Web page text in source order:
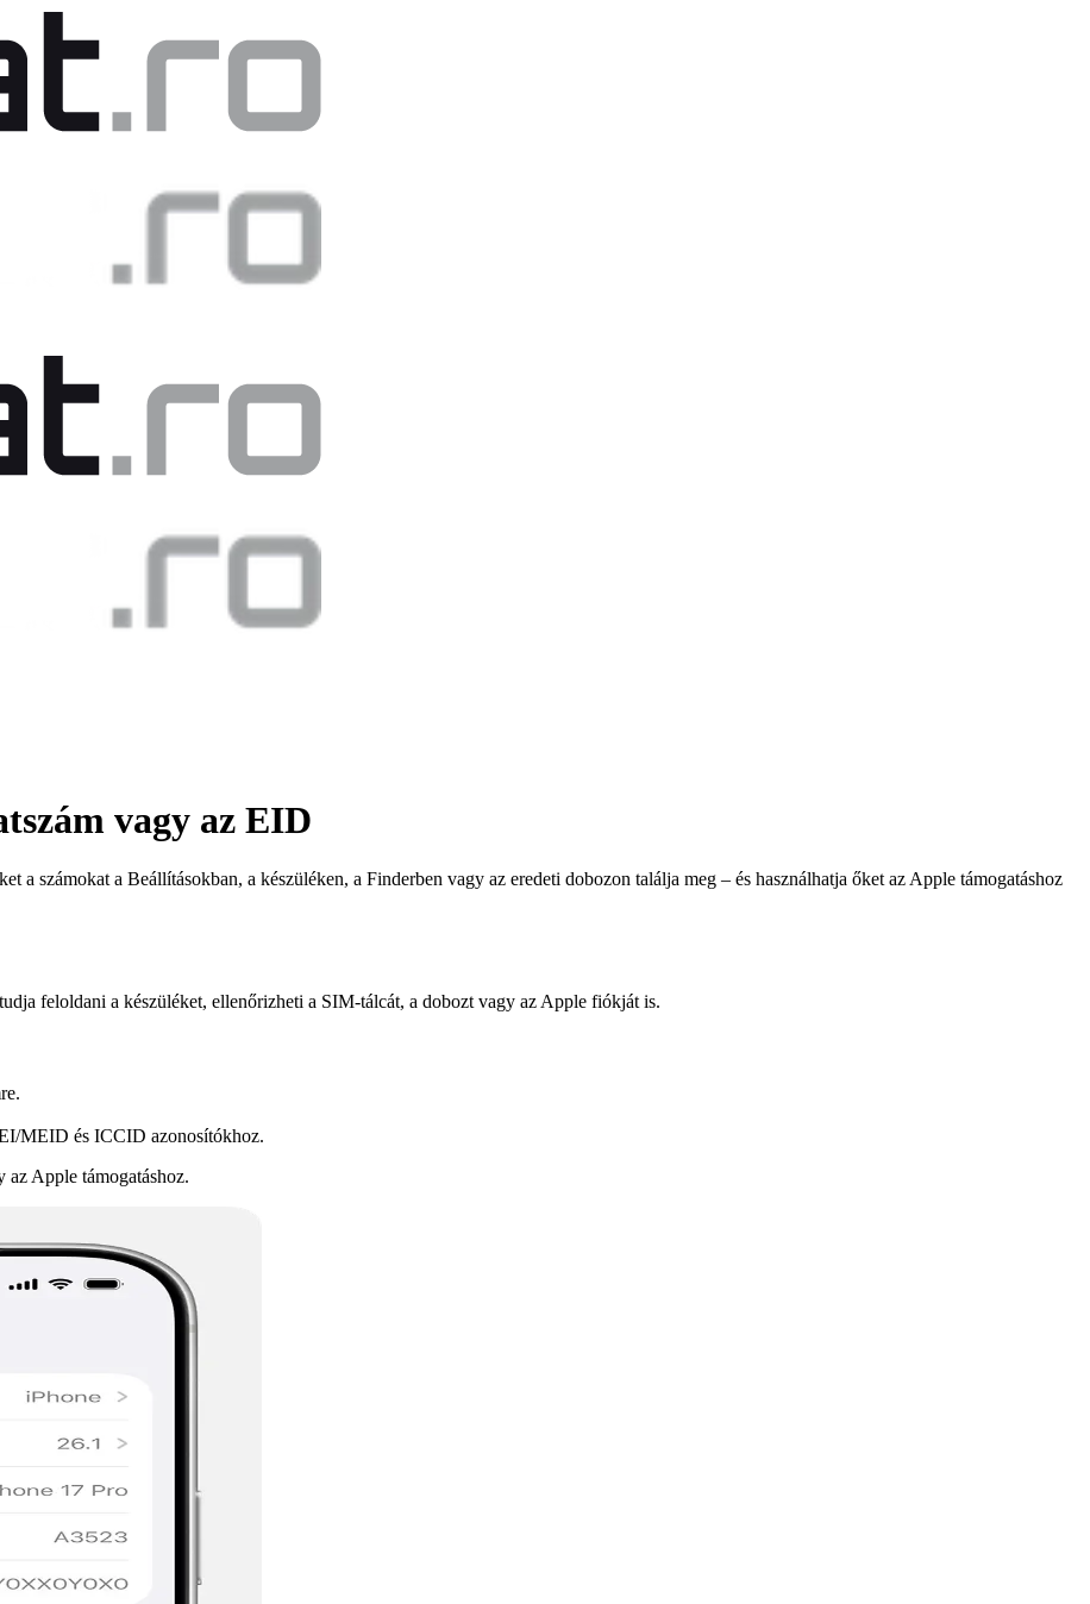
vagy az EID
a számokat a Beállításokban, a készüléken, a Finderben vagy az eredeti dobozon találja meg – és használhatja őket az Apple támogatáshoz
feloldani a készüléket, ellenőrizheti a SIM-tálcát, a dobozt vagy az Apple fiókját is.
MEID és ICCID azonosítókhoz.
az Apple támogatáshoz.